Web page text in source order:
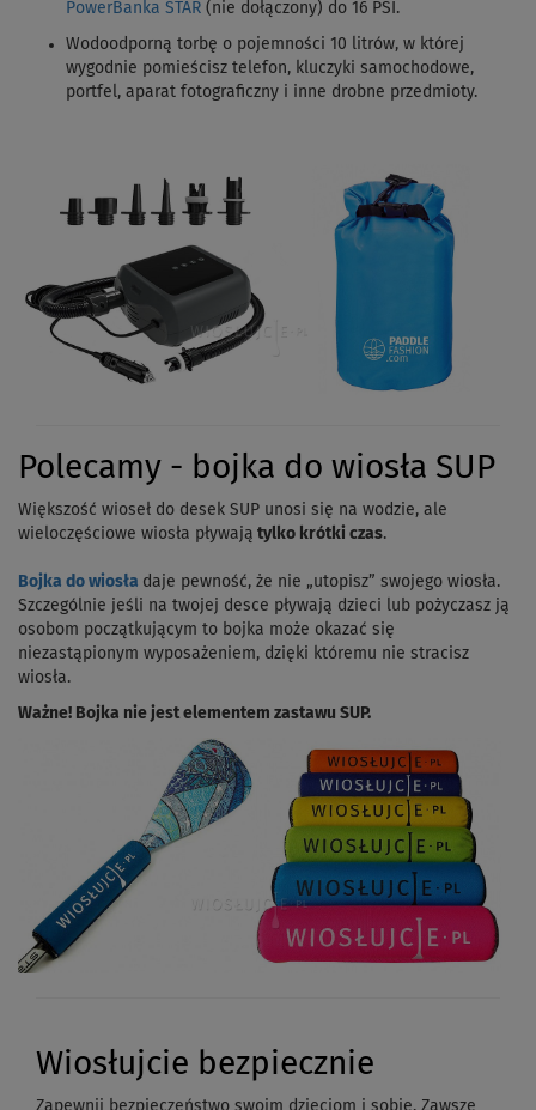
PowerBanka STAR (nie dołączony) do 16 PSI.
Wodoodporną torbę o pojemności 10 litrów, w której
wygodnie pomieścisz telefon, kluczyki samochodowe,
portfel, aparat fotograficzny i inne drobne przedmioty.
Polecamy - bojka do wiosła SUP
Większość wioseł do desek SUP unosi się na wodzie, ale
wieloczęściowe wiosła pływają tylko krótki czas.
Bojka do wiosła daje pewność, że nie „utopisz” swojego wiosła.
Szczególnie jeśli na twojej desce pływają dzieci lub pożyczasz ją
osobom początkującym to bojka może okazać się
niezastąpionym wyposażeniem, dzięki któremu nie stracisz
wiosła.
Ważne! Bojka nie jest elementem zastawu SUP.
Wiosłujcie bezpiecznie